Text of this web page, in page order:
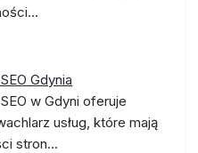
Gdynia
w Gdyni oferuje
usług, które mają
stron…